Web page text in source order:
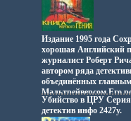
Издание 1995 года
хорошая Английский
журналист Роберт
автором ряда
объединённых
Мальтрейверсом Его
"Мбшфаиилосердие
удостоен премии
Убийство в ЦРУ
детектив инфо 2427y.